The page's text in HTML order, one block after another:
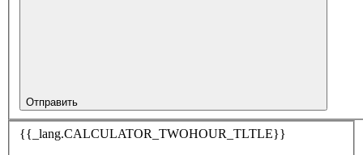
Отправить
{{_lang.CALCULATOR_TWOHOUR_TLTLE}}